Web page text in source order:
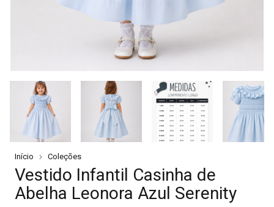
Início Coleções
Vestido Infantil Casinha de
Abelha Leonora Azul Serenity